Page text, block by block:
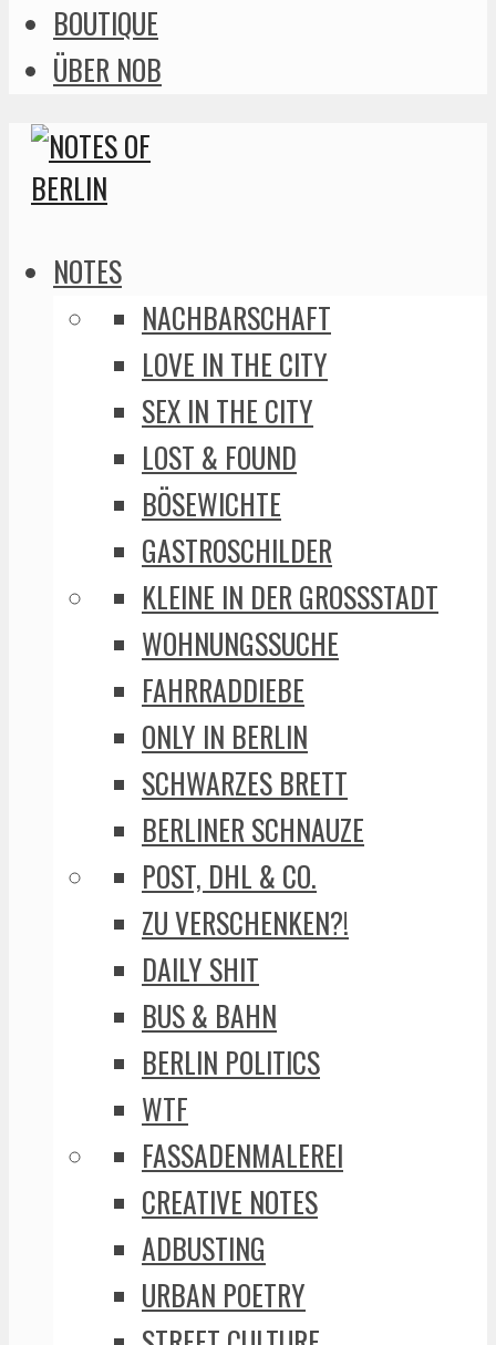
BOUTIQUE
ÜBER NOB
NOTES
NACHBARSCHAFT
LOVE IN THE CITY
SEX IN THE CITY
LOST & FOUND
BÖSEWICHTE
GASTROSCHILDER
KLEINE IN DER GROSSSTADT
WOHNUNGSSUCHE
FAHRRADDIEBE
ONLY IN BERLIN
SCHWARZES BRETT
BERLINER SCHNAUZE
POST, DHL & CO.
ZU VERSCHENKEN?!
DAILY SHIT
BUS & BAHN
BERLIN POLITICS
WTF
FASSADENMALEREI
CREATIVE NOTES
ADBUSTING
URBAN POETRY